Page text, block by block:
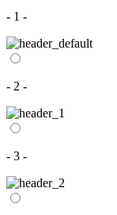
- 1 -
- 2 -
- 3 -